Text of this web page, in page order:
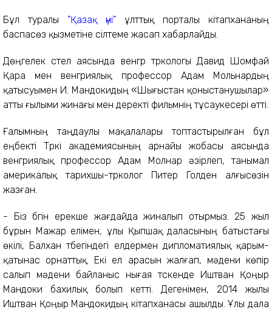
Бұл туралы "Қазақ үні" ұлттық порталы кітапхананың
баспасөз қызметіне сілтеме жасап хабарлайды.
Дөңгелек үстел аясында венгр түркологы Давид Шомфай
Қара мен венгриялық профессор Адам Мольнардың
қатысуымен И. Мандокидың «Шығыстан қоныстанушылар»
атты ғылыми жинағы мен деректі фильмнің тұсаукесері өтті.
Ғалымның таңдаулы мақалалары топтастырылған бұл
еңбекті Түркі академиясының арнайы жобасы аясында
венгриялық профессор Адам Молнар әзірлеп, танымал
америкалық тарихшы-түрколог Питер Голден алғысөзін
жазған.
- Біз бүгін ерекше жағдайда жиналып отырмыз. 25 жыл
бұрын Мажар елімен, ұлы Қыпшақ даласының батыстағы
өкілі, Балхан түбегіндегі елдермен дипломатиялық қарым-
қатынас орнаттық. Екі ел арасын жалғап, мәдени көпір
салып мәдени байланыс нығая түскенде Иштван Қоңыр
Мандоки бахилық болып кетті. Дегенімен, 2014 жылы
Иштван Қоңыр Мандокидың кітапханасы ашылды. Ұлы дала